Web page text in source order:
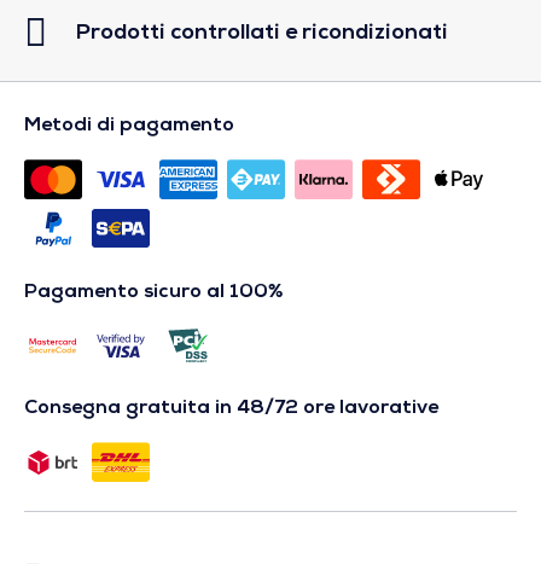
Prodotti controllati e ricondizionati
Metodi di pagamento
Pagamento sicuro al 100%
Consegna gratuita in 48/72 ore lavorative